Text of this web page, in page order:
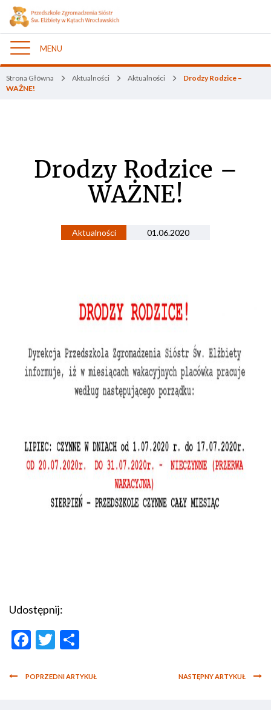
Nawigacja
MENU
Strona Główna Aktualności Aktualności
Drodzy Rodzice –
WAŻNE!
Drodzy Rodzice –
WAŻNE!
Aktualności 01.06.2020
Udostępnij:
Facebook
Twitter
POPRZEDNI ARTYKUŁ NASTĘPNY ARTYKUŁ